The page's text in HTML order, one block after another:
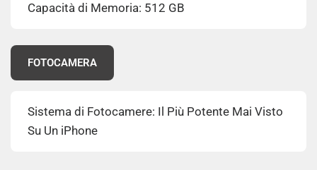
Capacità di Memoria: 512 GB
FOTOCAMERA
Sistema di Fotocamere: Il Più Potente Mai Visto
Su Un iPhone